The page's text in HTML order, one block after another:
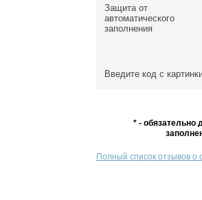
Защита от
автоматического
заполнения
Введите код с
* - обязательно
Полный список отзывов о